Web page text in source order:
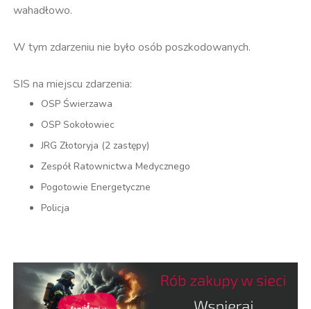
wahadłowo.
W tym zdarzeniu nie było osób poszkodowanych.
SIS na miejscu zdarzenia:
OSP Świerzawa
OSP Sokołowiec
JRG Złotoryja (2 zastępy)
Zespół Ratownictwa Medycznego
Pogotowie Energetyczne
Policja